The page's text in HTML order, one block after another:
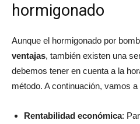
hormigonado
Aunque el hormigonado por
ventajas, también existen una
debemos tener en cuenta a la
método. A continuación, vamos
Rentabilidad económica: